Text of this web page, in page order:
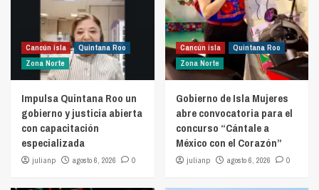
Cancún isla
Quintana Roo
Zona Norte
Impulsa Quintana Roo un
gobierno y justicia abierta
con capacitación
especializada
julianp agosto 6, 2026 0
Cancún isla
Quintana Roo
Zona Norte
Gobierno de Isla Mujeres
abre convocatoria para el
concurso “Cántale a
México con el Corazón”
julianp agosto 6, 2026 0